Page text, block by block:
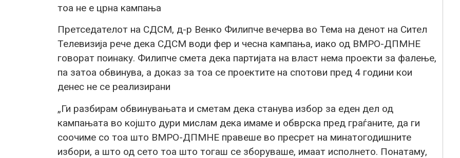
тоа не е црна кампања
Претседателот на СДСМ, д-р Венко Филипче вечерва во Тема на денот на Сител
Телевизија рече дека СДСМ води фер и чесна кампања, иако од ВМРО-ДПМНЕ
говорат поинаку. Филипче смета дека партијата на власт нема проекти за фалење,
па затоа обвинува, а доказ за тоа се проектите на спотови пред 4 години кои
денес не се реализирани
„Ги разбирам обвинувањата и сметам дека станува избор за еден дел од
кампањата во којшто дури мислам дека имаме и обврска пред граѓаните, да ги
соочиме со тоа што ВМРО-ДПМНЕ правеше во пресрет на минатогодишните
избори, а што од сето тоа што тогаш се зборуваше, имаат исполнето. Понатаму,